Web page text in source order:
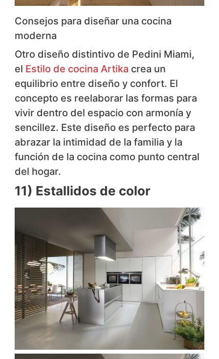
Consejos para diseñar una cocina
moderna
Otro diseño distintivo de Pedini Miami,
el Estilo de cocina Artika ​crea un
equilibrio entre diseño y confort. El
concepto es reelaborar las formas para
vivir dentro del espacio con armonía y
sencillez. Este diseño es perfecto para
abrazar la intimidad de la familia y la
función de la cocina como punto central
del hogar.
11) Estallidos de color